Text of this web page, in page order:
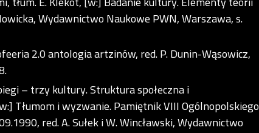
Wydawnictwo Naukowe PWN, Warszawa, s.
2.0 antologia artzinów, red. P. Dunin-Wąsowicz,
– trzy kultury. Struktura społeczna i
Tłumom i wyzwanie. Pamiętnik VIII Ogólnopolskiego
red. A. Sułek i W. Wincławski, Wydawnictwo